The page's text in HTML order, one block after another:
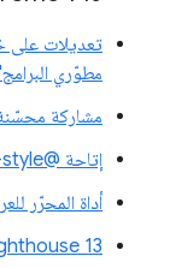
تعديلات على
مطوّري
مشاركة محسّنة
إتاحة @starting-style
أداة المحرّر
13